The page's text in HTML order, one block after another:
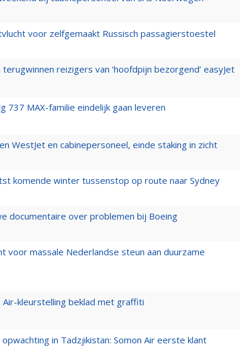
voor zelfgemaakt Russisch passagierstoestel
reizigers van ‘hoofdpijn bezorgend’ easyJet
737 MAX-familie eindelijk gaan leveren
WestJet en cabinepersoneel, einde staking in zicht
komende winter tussenstop op route naar Sydney
documentaire over problemen bij Boeing
voor massale Nederlandse steun aan duurzame
Air-kleurstelling beklad met graffiti
in Tadzjikistan: Somon Air eerste klant